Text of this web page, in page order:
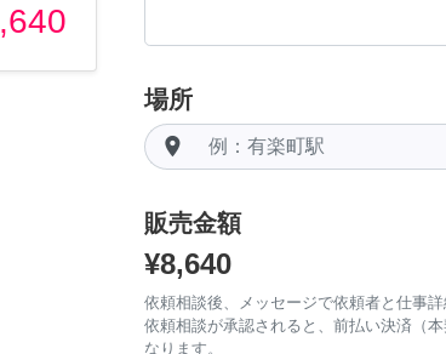
場所
room
販売金額
¥8,640
依頼相談後、メッセージで依頼者と仕事詳
依頼相談が承認されると、前払い決済（
なります。